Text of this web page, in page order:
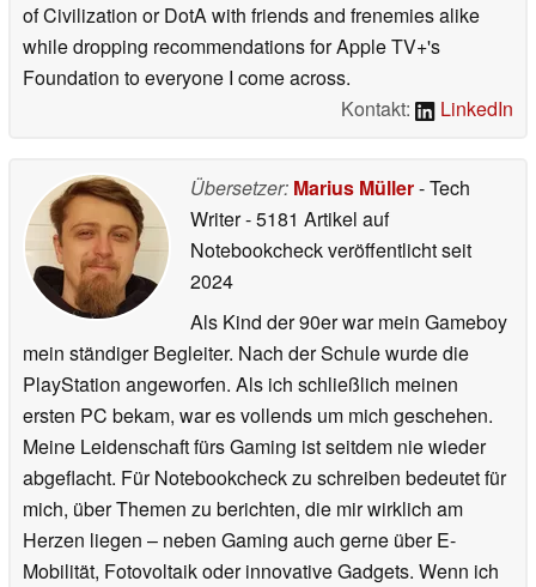
of Civilization or DotA with friends and frenemies alike
while dropping recommendations for Apple TV+'s
Foundation to everyone I come across.
Kontakt:
LinkedIn
Übersetzer: Marius Müller- Tech
Writer- 5181 Artikel auf
Notebookcheck veröffentlichtseit
2024
Als Kind der 90er war mein Gameboy
mein ständiger Begleiter. Nach der Schule wurde die
PlayStation angeworfen. Als ich schließlich meinen
ersten PC bekam, war es vollends um mich geschehen.
Meine Leidenschaft fürs Gaming ist seitdem nie wieder
abgeflacht. Für Notebookcheck zu schreiben bedeutet für
mich, über Themen zu berichten, die mir wirklich am
Herzen liegen – neben Gaming auch gerne über E-
Mobilität, Fotovoltaik oder innovative Gadgets. Wenn ich